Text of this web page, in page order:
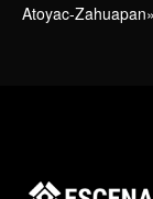
Atoyac-Zahuapan»